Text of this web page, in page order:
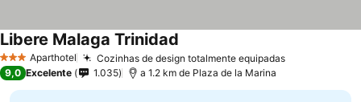
3 EstrelasAparthotel Cozinhas de design totalmente equipadas
Libere Malaga Trinidad
9,0 Excelente 1.035 a 1.2 km de Plaza de la Marina